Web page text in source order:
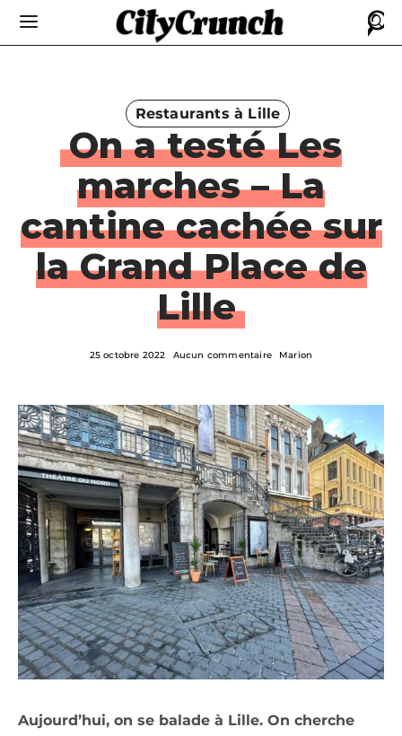
Restaurants à Lille
On a testé Les
marches – La
cantine cachée sur
la Grand Place de
Lille
25 octobre 2022 Aucun commentaire Marion
Aujourd’hui, on se balade à Lille. On cherche